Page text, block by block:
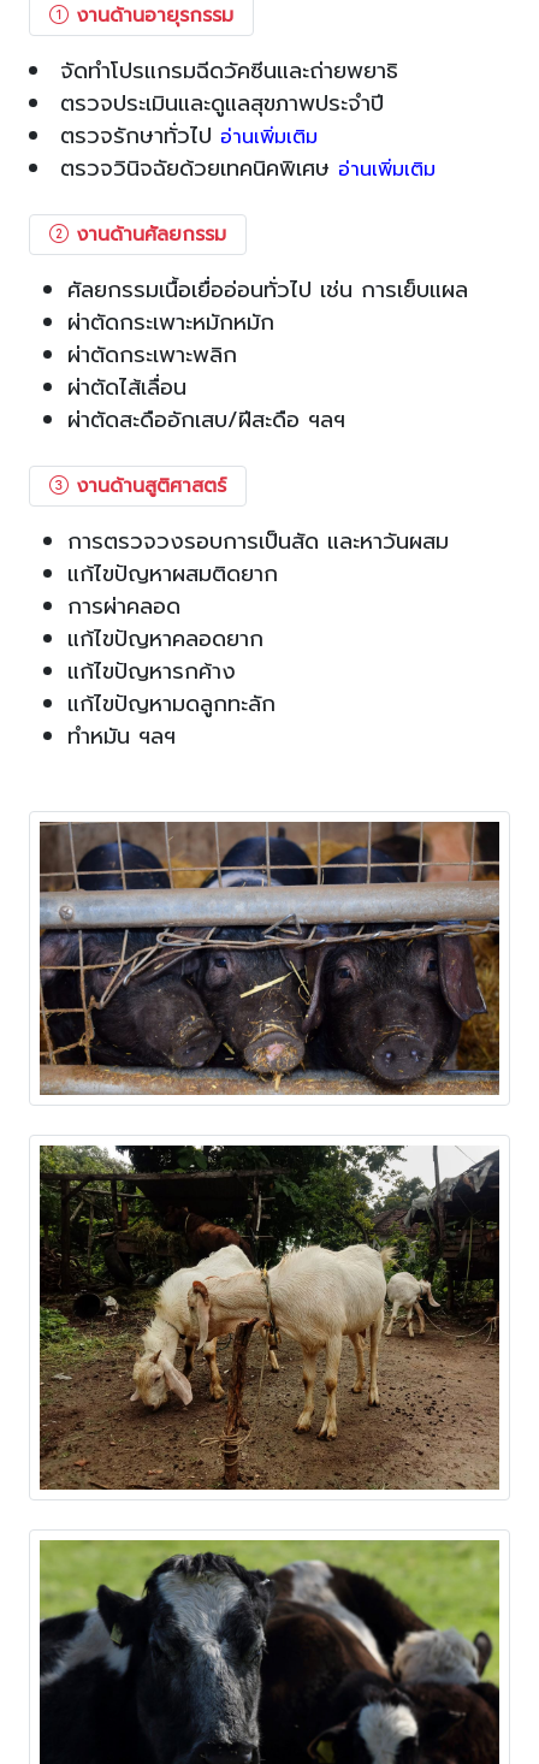
งานด้านอายุรกรรม
จัดทำโปรแกรมฉีดวัคซีนและถ่ายพยาธิ
ตรวจประเมินและดูแลสุขภาพประจำปี
ตรวจรักษาทั่วไป อ่านเพิ่มเติม
ตรวจวินิจฉัยด้วยเทคนิคพิเศษ อ่านเพิ่มเติม
งานด้านศัลยกรรม
ศัลยกรรมเนื้อเยื่ออ่อนทั่วไป เช่น การเย็บแผล
ผ่าตัดกระเพาะหมักหมัก
ผ่าตัดกระเพาะพลิก
ผ่าตัดไส้เลื่อน
ผ่าตัดสะดืออักเสบ/ฝีสะดือ ฯลฯ
งานด้านสูติศาสตร์
การตรวจวงรอบการเป็นสัด และหาวันผสม
แก้ไขปัญหาผสมติดยาก
การผ่าคลอด
แก้ไขปัญหาคลอดยาก
แก้ไขปัญหารกค้าง
แก้ไขปัญหามดลูกทะลัก
ทำหมัน ฯลฯ